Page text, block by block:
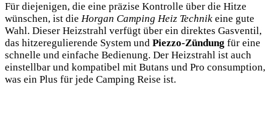
Für diejenigen, die eine präzise Kontrolle über die Hitze
wünschen, ist die Horgan Camping Heiz Technik eine gute
Wahl. Dieser Heizstrahl verfügt über ein direktes Gasventil,
das hitzeregulierende System und Piezzo-Zündung für eine
schnelle und einfache Bedienung. Der Heizstrahl ist auch
einstellbar und kompatibel mit Butans und Pro consumption,
was ein Plus für jede Camping Reise ist.